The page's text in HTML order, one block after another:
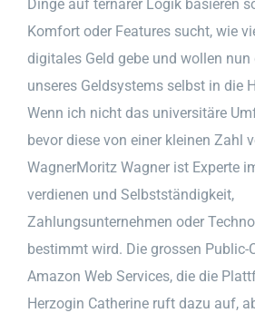
Dinge auf ternärer Logik basieren
Komfort oder Features sucht, wie
digitales Geld gebe und wollen
unseres Geldsystems selbst in die
Wenn ich nicht das universitäre
bevor diese von einer kleinen Zahl
WagnerMoritz Wagner ist Experte
verdienen und Selbstständigkeit,
Zahlungsunternehmen oder
bestimmt wird. Die grossen Public-
Amazon Web Services, die die
Herzogin Catherine ruft dazu auf,